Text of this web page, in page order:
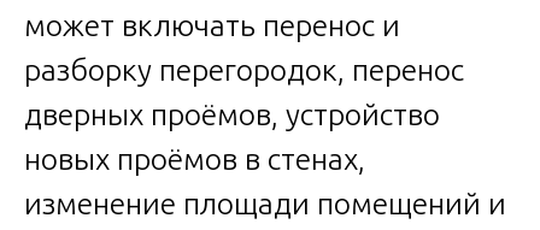
может включать перенос и
разборку перегородок, перенос
дверных проёмов, устройство
новых проёмов в стенах,
изменение площади помещений и